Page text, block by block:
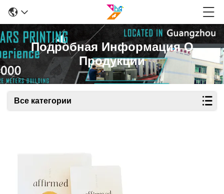
Подробная Информация О
Продукции
Все категории